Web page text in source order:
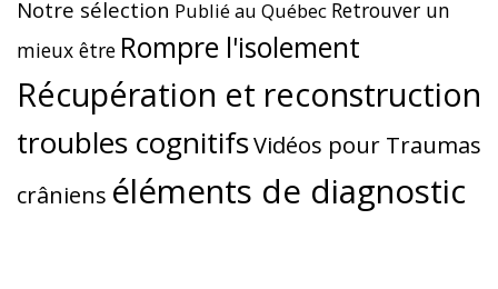
Notre sélection Publié au Québec Retrouver un
mieux être Rompre l'isolement
Récupération et reconstruction
troubles cognitifsVidéos pour Traumas
crâniens éléments de diagnostic